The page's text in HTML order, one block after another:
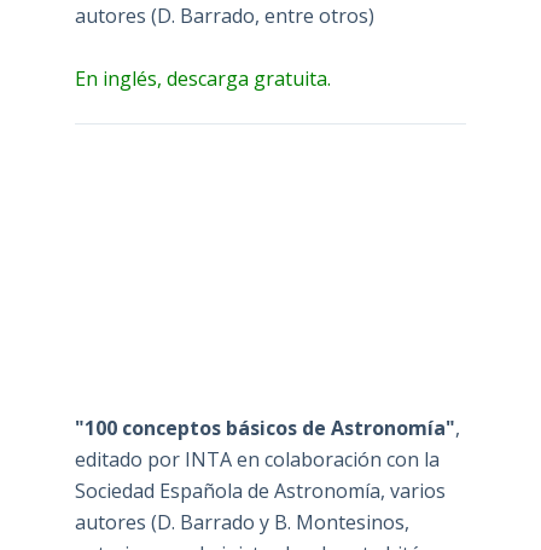
autores (D. Barrado, entre otros)
En inglés, descarga gratuita.
"100 conceptos básicos de Astronomía",
editado por INTA en colaboración con la
Sociedad Española de Astronomía, varios
autores (D. Barrado y B. Montesinos,